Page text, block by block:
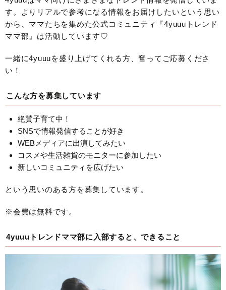
す。よりリアルで参考になる情報をお届けしたいという思い
から、ママたちを集めた公式コミュニティ『4yuuuトレンド
ママ部』は活動しています♡
一緒に4yuuuを盛り上げてくれる方、奮ってご応募くださ
い！
こんな方を募集しています
絶賛子育て中！
SNSで情報発信することが好き
WEBメディアに出演してみたい
コスメや生活雑貨のモニターに参加したい
新しいコミュニティを広げたい
という思いのある方を募集しています。
※会費は無料です。
4yuuuトレンドママ部に入部すると、できること